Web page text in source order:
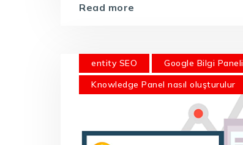
Read more
entity SEO Google Bilgi Paneli
Knowledge Panel nasıl oluşturulur